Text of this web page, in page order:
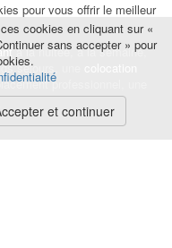
à la nuitée, à la semaine,
séjours, une
professionnel, une
pour vous offrir le meilleur
cookies en cliquant sur «
sans accepter » pour
et continuer